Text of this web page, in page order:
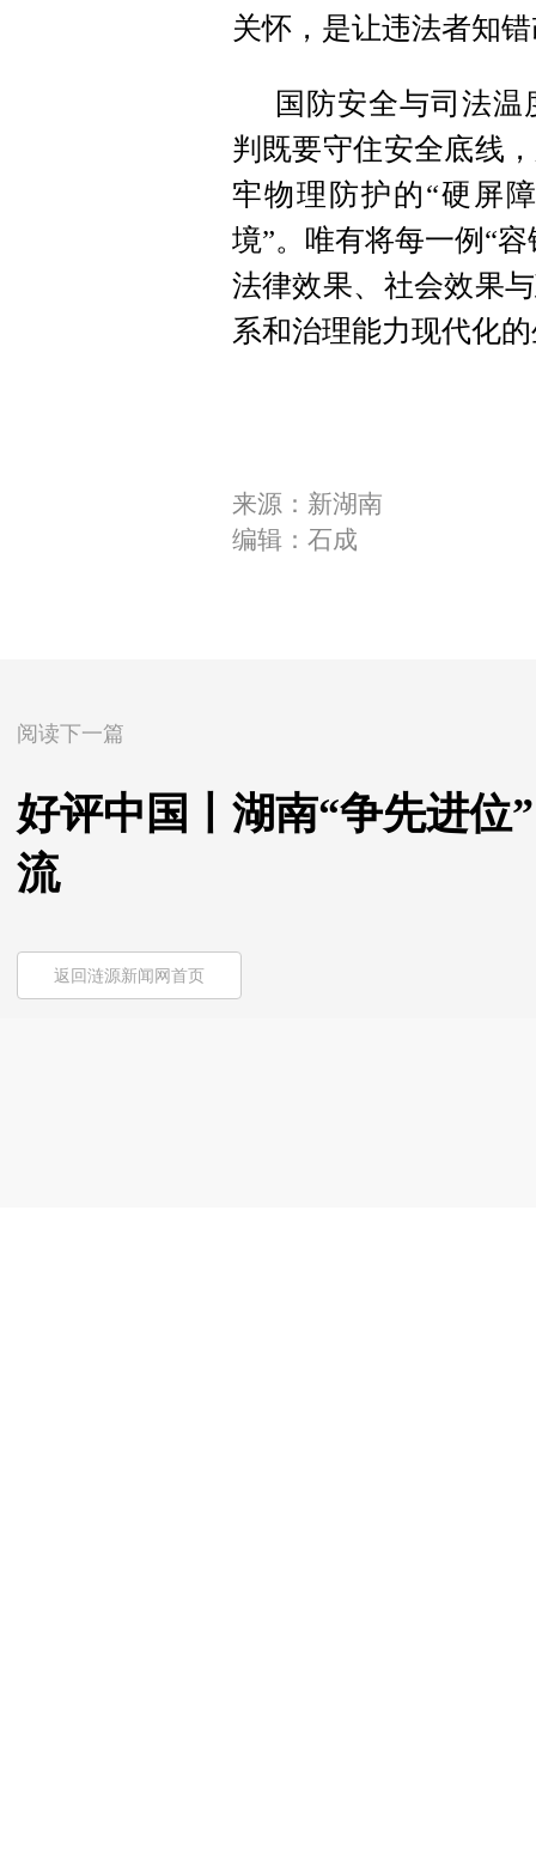
关怀，是让违法者知
国防安全与司法
判既要守住安全底线
牢物理防护的“硬屏
境”。唯有将每一例“
法律效果、社会效果
系和治理能力现代化
来源：新湖南
编辑：石成
阅读下一篇
好评中国丨湖南“争先进位
流
返回涟源新闻网首页